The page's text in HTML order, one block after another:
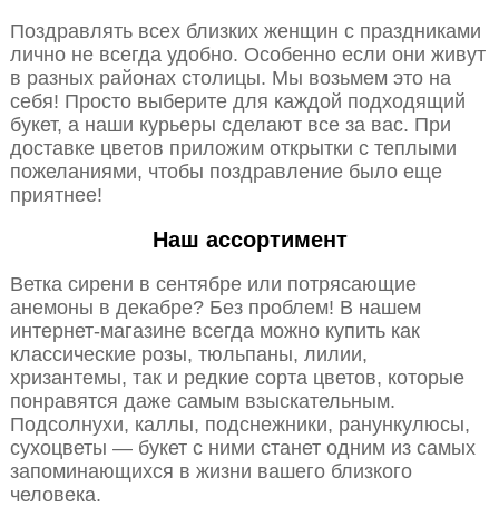
Поздравлять всех близких женщин с праздниками
лично не всегда удобно. Особенно если они живут
в разных районах столицы. Мы возьмем это на
себя! Просто выберите для каждой подходящий
букет, а наши курьеры сделают все за вас. При
доставке цветов приложим открытки с теплыми
пожеланиями, чтобы поздравление было еще
приятнее!
Наш ассортимент
Ветка сирени в сентябре или потрясающие
анемоны в декабре? Без проблем! В нашем
интернет-магазине всегда можно купить как
классические розы, тюльпаны, лилии,
хризантемы, так и редкие сорта цветов, которые
понравятся даже самым взыскательным.
Подсолнухи, каллы, подснежники, ранункулюсы,
сухоцветы — букет с ними станет одним из самых
запоминающихся в жизни вашего близкого
человека.